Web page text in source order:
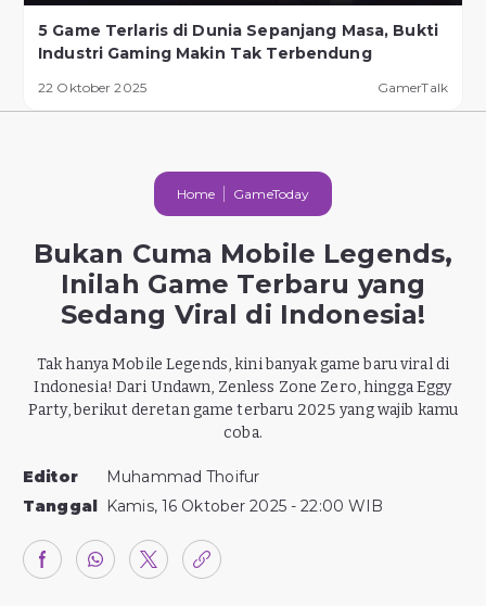
5 Game Terlaris di Dunia Sepanjang Masa, Bukti
Industri Gaming Makin Tak Terbendung
22 Oktober 2025 GamerTalk
Home GameToday
Bukan Cuma Mobile Legends,
Inilah Game Terbaru yang
Sedang Viral di Indonesia!
Tak hanya Mobile Legends, kini banyak game baru viral di
Indonesia! Dari Undawn, Zenless Zone Zero, hingga Eggy
Party, berikut deretan game terbaru 2025 yang wajib kamu
coba.
Editor
Muhammad Thoifur
Tanggal Kamis, 16 Oktober 2025 - 22:00 WIB